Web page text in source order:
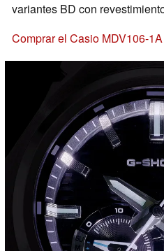
variantes BD con
Comprar el Casio MDV106-